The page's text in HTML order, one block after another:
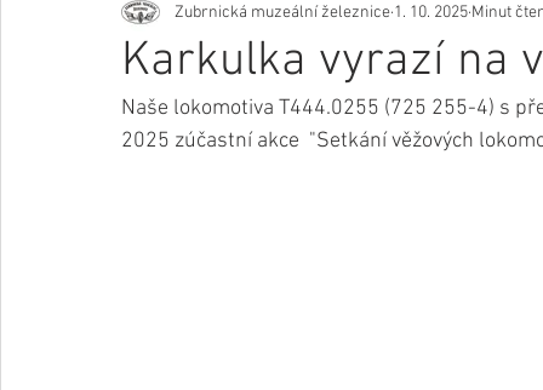
Karkulka vyrazí na
Zubrnická muzeální železnice 1. 10. 2025 Minut
Naše lokomotiva T444.0255 (725 255-4) s
2025 zúčastní akce  "Setkání věžových